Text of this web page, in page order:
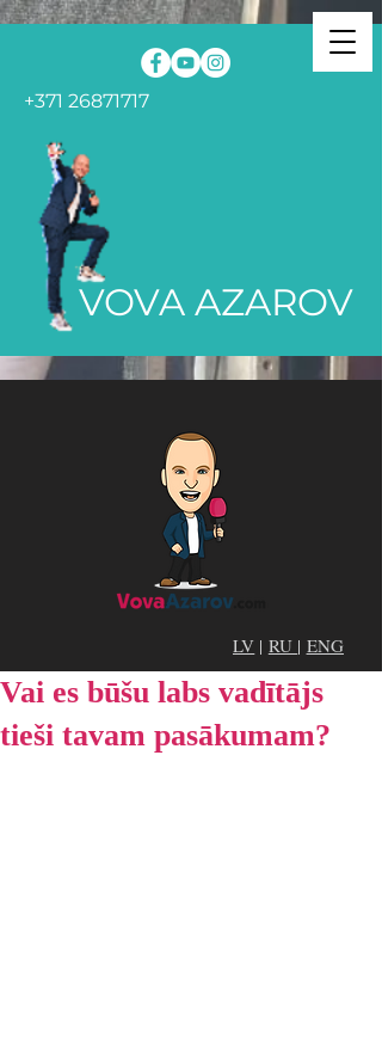
+371 26871717
VOVA AZAROV
LV | RU | ENG
Vai es būšu labs vadītājs
tieši tavam pasākumam?